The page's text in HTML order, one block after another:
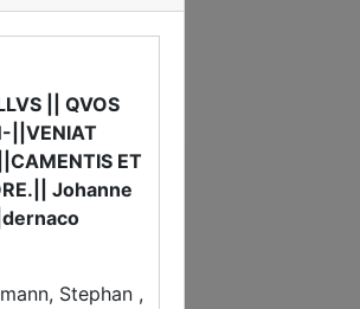
|| QVOS
||VENIAT
ET
Johanne
Stephan ,